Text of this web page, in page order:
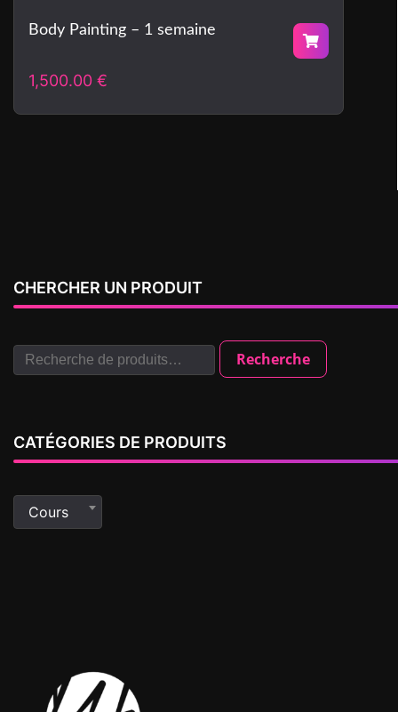
Body Painting – 1 semaine
1,500.00 €
CHERCHER UN PRODUIT
Recherche
CATÉGORIES DE PRODUITS
Cours